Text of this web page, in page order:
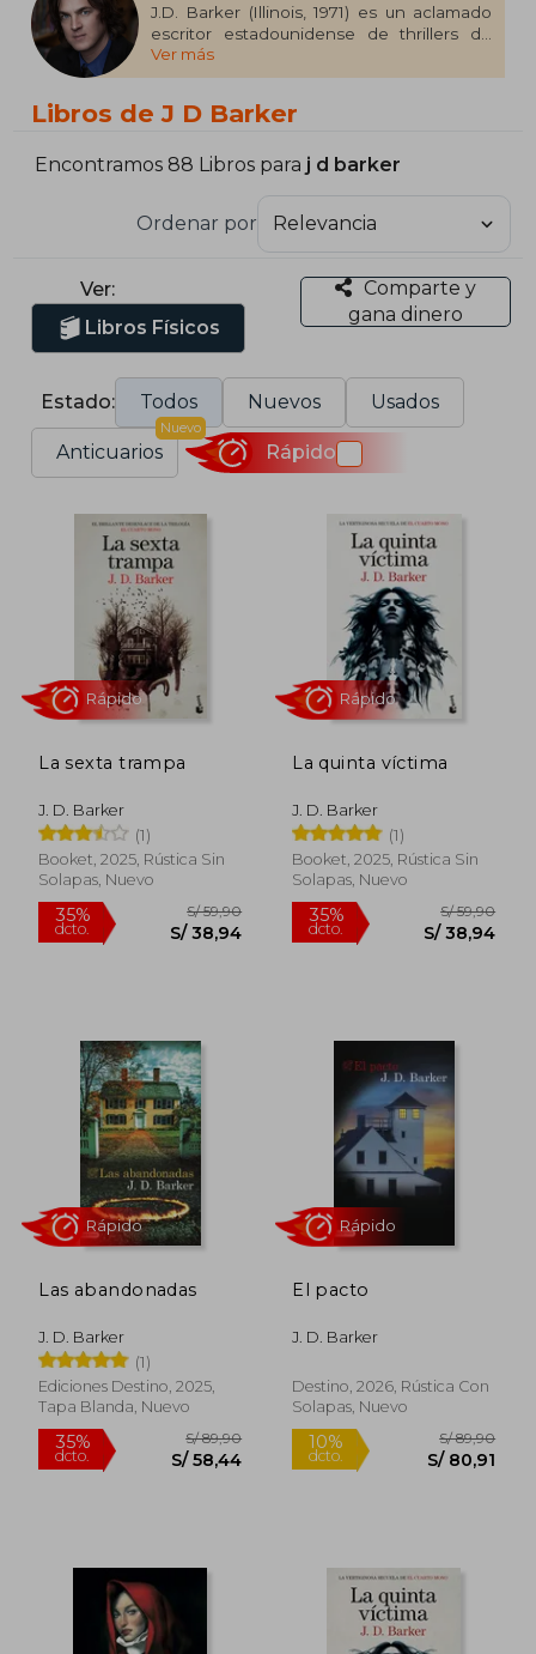
J.D. Barker (Illinois, 1971) es un aclamado
escritor estadounidense de thrillers de
suspense. Destacan sus obras “Los
crímenes de la carretera” (coescrita con
(coescrita con Dacre Stoker) y la exitosa
La quinta víctima, La sexta trampa). Sus
consolidando su posición como un autor
de renombre internacional. J.D. Barker
vive en New Hampshire con su familia.
Ver más
Libros de J D Barker
Encontramos 88 Libros para j d barker
Ordenar por
Ver:
Libros Físicos
Comparte y
gana dinero
Estado: Todos Nuevos Usados
Anticuarios
Nuevo
Rápido
La sexta trampa
J. D. Barker
(1)
Booket, 2025, Rústica Sin
Solapas, Nuevo
35%
dcto. S/ 38,94
Rápido
La quinta víctima
J. D. Barker
(1)
Booket, 2025, Rústica Sin
Solapas, Nuevo
35%
dcto.
Rápido
Las abandonadas
J. D. Barker
(1)
Ediciones Destino, 2025,
Tapa Blanda, Nuevo
Rápido
El pacto
J. D. Barker
Destino, 2026, Rústica Con
Solapas, Nuevo